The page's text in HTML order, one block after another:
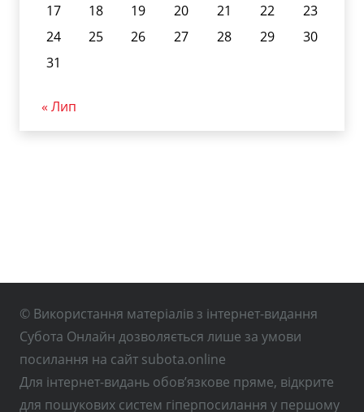
17
18 19 20 21 22
23
24
25 26 27 28 29
30
31
« Лип
© Використання матеріалів з інтернет-видання
Субота Онлайн дозволяється лише за умови
посилання на сайт subota.online
Для інтернет-видань обов’язкове пряме, відкрите
для пошукових систем гіперпосилання у першому